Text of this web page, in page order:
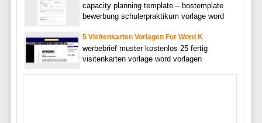
capacity planning template – bostemplate
bewerbung schulerpraktikum vorlage word
5 Visitenkarten Vorlagen Fur Word K
werbebrief muster kostenlos 25 fertig
visitenkarten vorlage word vorlagen